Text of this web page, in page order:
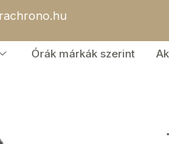
Órák márkák szerint